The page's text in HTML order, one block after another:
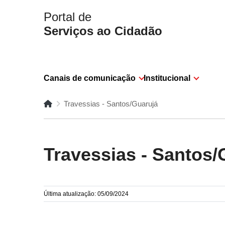
Portal de
Serviços ao Cidadão
Canais de comunicação Institucional
Travessias - Santos/Guarujá
Travessias - Santos/
Última atualização: 05/09/2024